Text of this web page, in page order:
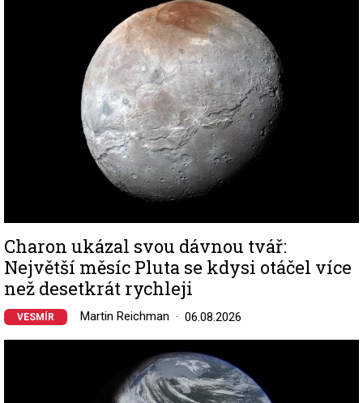
Charon ukázal svou dávnou tvář:
Největší měsíc Pluta se kdysi otáčel více
než desetkrát rychleji
VESMÍR Martin Reichman 06.08.2026